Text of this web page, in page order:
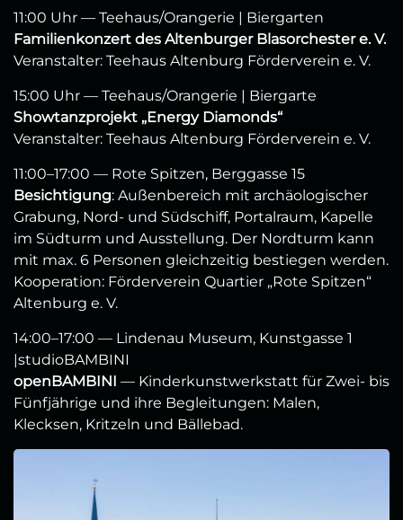
11:00 Uhr — Teehaus/Orangerie | Biergarten
Familienkonzert des Altenburger Blasorchester e. V.
Veranstalter: Teehaus Altenburg Förderverein e. V.
15:00 Uhr — Teehaus/Orangerie | Biergarte
Showtanzprojekt „Energy Diamonds“
Veranstalter: Teehaus Altenburg Förderverein e. V.
11:00–17:00 — Rote Spitzen, Berggasse 15
Besichtigung: Außenbereich mit archäologischer
Grabung, Nord- und Südschiff, Portalraum, Kapelle
im Südturm und Ausstellung. Der Nordturm kann
mit max. 6 Personen gleichzeitig bestiegen werden.
Kooperation: Förderverein Quartier „Rote Spitzen“
Altenburg e. V.
14:00–17:00 — Lindenau Museum, Kunstgasse 1
|studioBAMBINI
openBAMBINI — Kinderkunstwerkstatt für Zwei- bis
Fünfjährige und ihre Begleitungen: Malen,
Klecksen, Kritzeln und Bällebad.